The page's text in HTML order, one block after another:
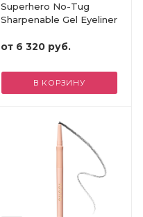
Superhero No-Tug
Sharpenable Gel Eyeliner
от 6 320 руб.
В КОРЗИНУ